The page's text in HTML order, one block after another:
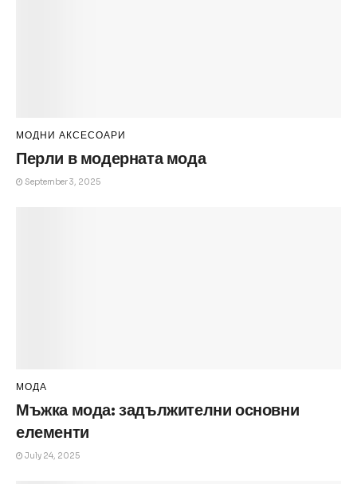
МОДНИ АКСЕСОАРИ
Перли в модерната мода
September 3, 2025
МОДА
Мъжка мода: задължителни основни
елементи
July 24, 2025